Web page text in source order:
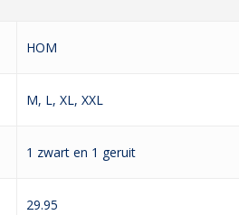
HOM
M, L, XL, XXL
1 zwart en 1 geruit
29.95